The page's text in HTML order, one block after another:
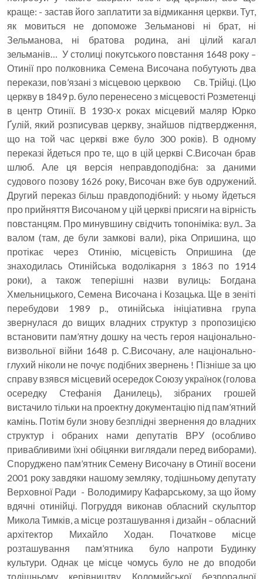
краще: - застав його заплатити за відмикання церкви. Тут,
як мовиться не допоможе Зельманові ні брат, ні
Зельманова, ні братова родина, ані цілий кагал
зельманів… У столиці покутського повстання 1648 року –
Отинії про полковника Семена Височана побутують два
перекази, пов’язані з місцевою церквою Cв. Трійці. (Цю
церкву в 1849 р. було перенесено з місцевості Розметенці
в центр Отинії. В 1930-х роках місцевий маляр Юрко
Ґулій, який розписував церкву, знайшов підтвердження,
що на той час церкві вже було 300 років). В одному
переказі йдеться про те, що в цій церкві С.Височан брав
шлюб. Але ця версія неправдоподібна: за даними
судового позову 1626 року, Височан вже був одружений.
Другий переказ більш правдоподібний: у ньому йдеться
про прийняття Височаном у цій церкві присяги на вірність
повстанцям. Про минувшину свідчить топоніміка: вул.. За
валом (там, де були замкові вали), ріка Опришина, що
протікає через Отинію, місцевість Опришина (де
знаходилась Отинійська водолікарня з 1863 по 1914
роки), а також теперішні назви вулиць: Богдана
Хмельницького, Семена Височана і Козацька. Ще в зеніті
перебудови 1989 р., отинійська ініціативна група
звернулася до вищих владних структур з пропозицією
встановити пам’ятну дошку на честь героя національно-
визвольної війни 1648 р. С.Височану, але національно-
глухий ніколи не почує подібних звернень ! Пізніше за цю
справу взявся місцевий осередок Союзу українок (голова
осередку Стефанія Данилець), зібраних грошей
вистачило тільки на проектну документацію під пам’ятний
камінь. Потім були знову безплідні звернення до владних
структур і обраних нами депутатів ВРУ (особливо
привабливими їхні обіцянки виглядали перед виборами).
Споруджено пам’ятник Семену Височану в Отинії восени
2001 року завдяки нашому земляку, тодішньому депутату
Верховної Ради - Володимиру Кафарському, за що йому
вдячні отинійці. Погруддя виконав обласний скульптор
Микола Тимків, а місце розташування і дизайн – обласний
архітектор Михайло Ходан. Початкове місце
розташування пам’ятника було напроти Будинку
культури. Однак це місце чомусь було не до вподоби
тодішньому керівництву Коломийської безпорадної